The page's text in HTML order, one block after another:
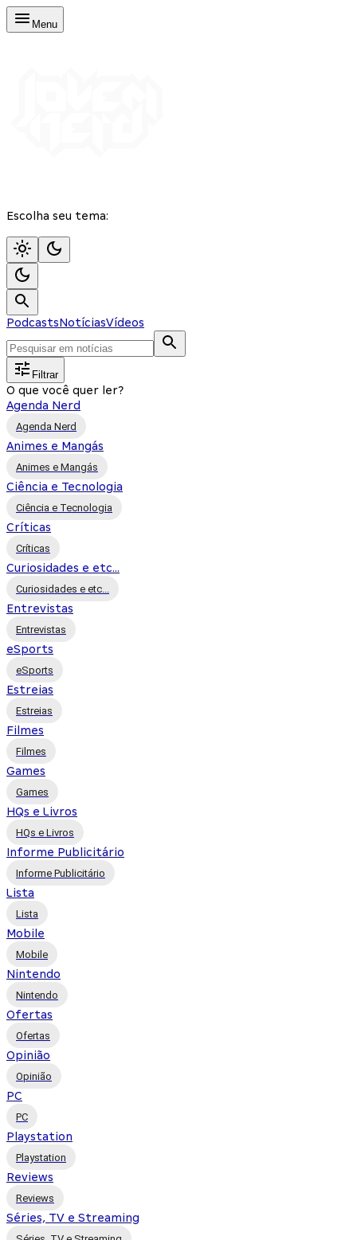
Menu
Escolha seu tema:
PodcastsNotíciasVídeos
Filtrar
O que você quer ler?
Agenda Nerd
Agenda Nerd
Animes e Mangás
Animes e Mangás
Ciência e Tecnologia
Ciência e Tecnologia
Críticas
Críticas
Curiosidades e etc...
Curiosidades e etc...
Entrevistas
Entrevistas
eSports
eSports
Estreias
Estreias
Filmes
Filmes
Games
Games
HQs e Livros
HQs e Livros
Informe Publicitário
Informe Publicitário
Lista
Lista
Mobile
Mobile
Nintendo
Nintendo
Ofertas
Ofertas
Opinião
Opinião
PC
PC
Playstation
Playstation
Reviews
Reviews
Séries, TV e Streaming